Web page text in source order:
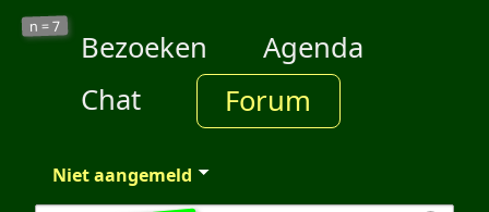
n =7
Bezoeken
Agenda
Chat
Forum
Niet aangemeld